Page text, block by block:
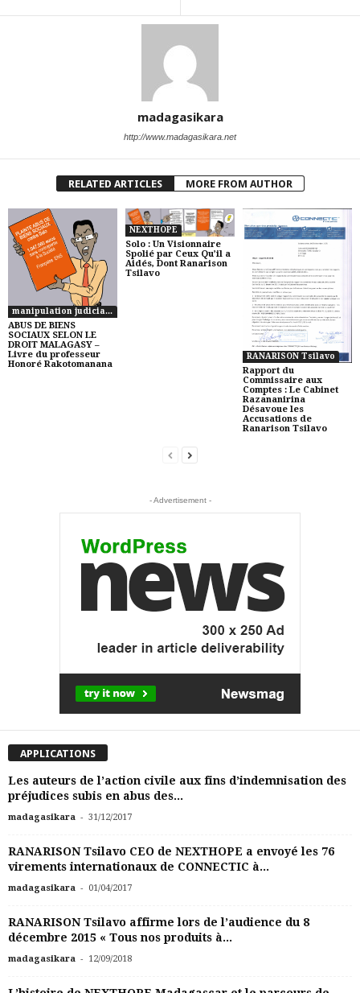
madagasikara
http://www.madagasikara.net
RELATED ARTICLES MORE FROM AUTHOR
manipulation judiciaire à Madagascar
ABUS DE BIENS
SOCIAUX SELON LE
DROIT MALAGASY –
Livre du professeur
Honoré Rakotomanana
NEXTHOPE
Solo : Un Visionnaire
Spolié par Ceux Qu’il a
Aidés, Dont Ranarison
Tsilavo
RANARISON Tsilavo
Rapport du
Commissaire aux
Comptes : Le Cabinet
Razananirina
Désavoue les
Accusations de
Ranarison Tsilavo
- Advertisement -
APPLICATIONS
Les auteurs de l’action civile aux fins d’indemnisation des
préjudices subis en abus des...
madagasikara - 31/12/2017
RANARISON Tsilavo CEO de NEXTHOPE a envoyé les 76
virements internationaux de CONNECTIC à...
madagasikara - 01/04/2017
RANARISON Tsilavo affirme lors de l’audience du 8
décembre 2015 « Tous nos produits à...
madagasikara - 12/09/2018